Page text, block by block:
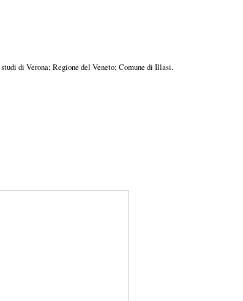
di Verona; Regione del Veneto; Comune di Illasi.